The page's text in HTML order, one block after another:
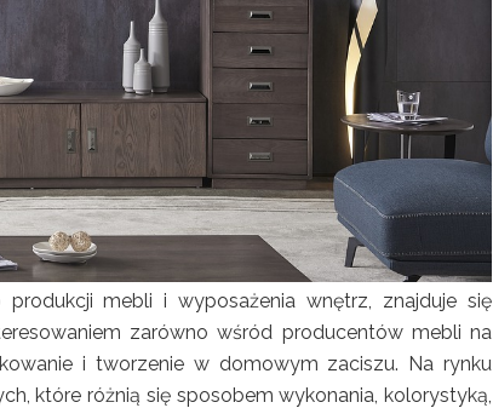
mebli i wyposażenia wnętrz, znajduje się
zarówno wśród producentów mebli na
i tworzenie w domowym zaciszu. Na rynku
które różnią się sposobem wykonania, kolorystyką,